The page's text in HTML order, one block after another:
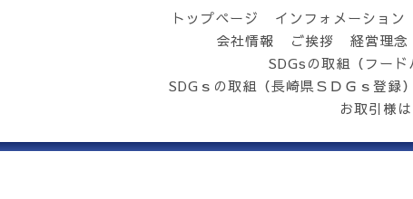
トップページ インフォメーション
会社情報
ご挨拶 経営理
SDGsの取組（フード
SDGｓの取組（長崎県ＳＤＧｓ登録）
お取引様